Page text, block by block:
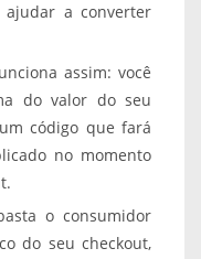
a converter
assim: você
do valor do seu
código que fará
no momento
o consumidor
do seu checkout,